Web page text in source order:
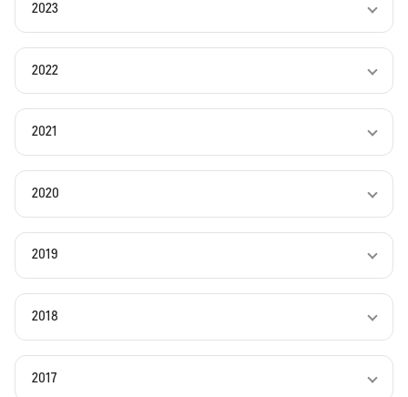
2023
2022
2021
2020
2019
2018
2017